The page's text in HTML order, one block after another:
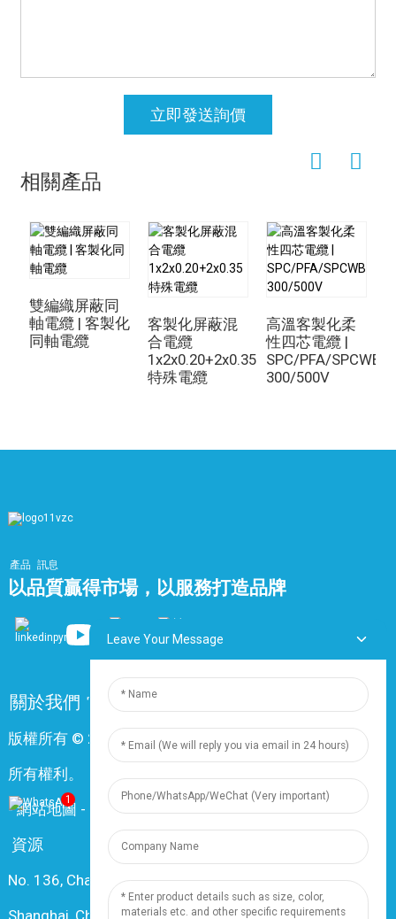
立即發送詢價
相關產品
雙編織屏蔽同
軸電纜 | 客製化
同軸電纜
客製化屏蔽混
合電纜
1x2x0.20+2x0.35
特殊電纜
高溫客製化柔
性四芯電纜 |
SPC/PFA/SPCWB/
300/500V
產品 訊息
以品質贏得市場，以服務打造品牌
關於我們 常問問題
版權所有 © 2024 上海鼎尊電氣電纜股份有限公司。保留
所有權利。
-網站地圖 - Resource
資源
No. 136, Changxiang Rd., Nanxiang Town, 201802,
1
Leave Your Message